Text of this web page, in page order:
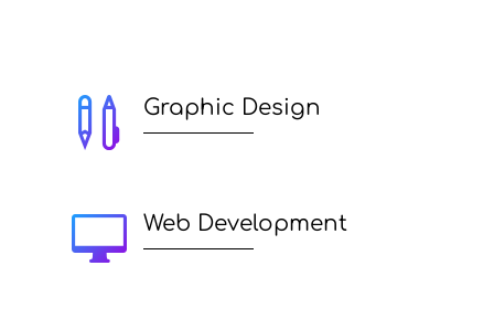
 Graphic Design
 Web Development